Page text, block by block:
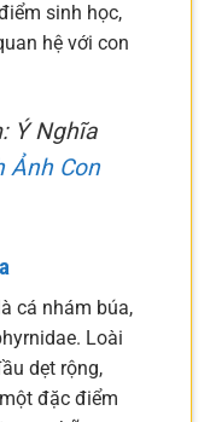
sinh học,
hệ với con
Ý Nghĩa
Ảnh Con
cá nhám búa,
Loài
dẹt rộng,
đặc điểm